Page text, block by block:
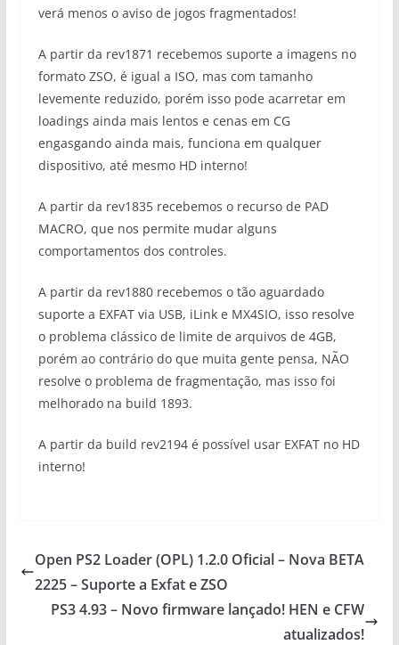
verá menos o aviso de jogos fragmentados!
A partir da rev1871 recebemos suporte a imagens no
formato ZSO, é igual a ISO, mas com tamanho
levemente reduzido, porém isso pode acarretar em
loadings ainda mais lentos e cenas em CG
engasgando ainda mais, funciona em qualquer
dispositivo, até mesmo HD interno!
A partir da rev1835 recebemos o recurso de PAD
MACRO, que nos permite mudar alguns
comportamentos dos controles.
A partir da rev1880 recebemos o tão aguardado
suporte a EXFAT via USB, iLink e MX4SIO, isso resolve
o problema clássico de limite de arquivos de 4GB,
porém ao contrário do que muita gente pensa, NÃO
resolve o problema de fragmentação, mas isso foi
melhorado na build 1893.
A partir da build rev2194 é possível usar EXFAT no HD
interno!
Open PS2 Loader (OPL) 1.2.0 Oficial – Nova BETA
2225 – Suporte a Exfat e ZSO
PS3 4.93 – Novo firmware lançado! HEN e CFW
atualizados!